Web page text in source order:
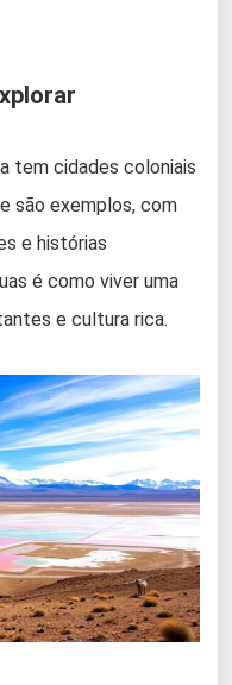
tem cidades coloniais
são exemplos, com
e histórias
é como viver uma
e cultura rica.